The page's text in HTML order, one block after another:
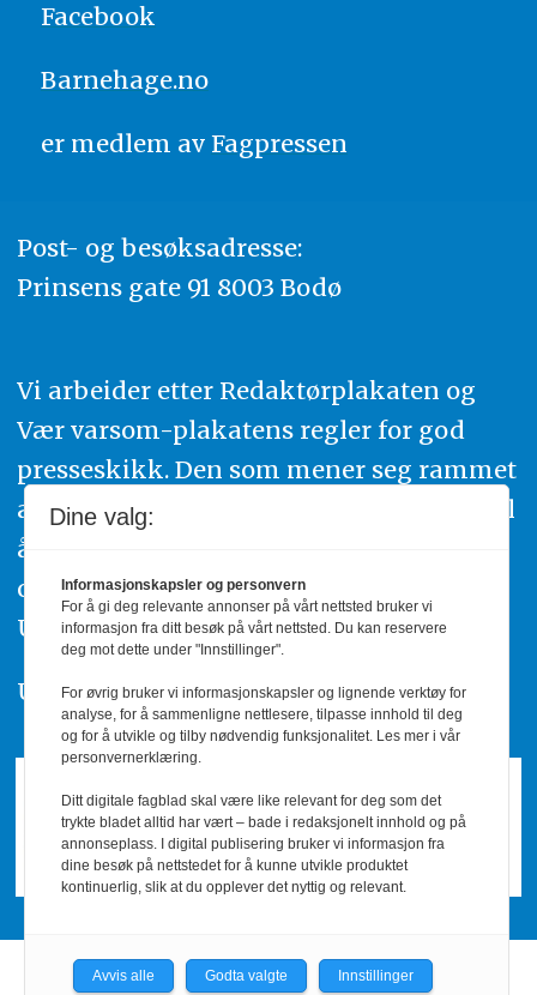
Facebook
Barnehage.no
er medlem av Fagpressen
Post- og besøksadresse:
Prinsens gate 91 8003 Bodø
Vi arbeider etter Redaktørplakaten og
Vær varsom-plakatens regler for god
presseskikk. Den som mener seg rammet
av urettmessig publisering, oppfordres til
å ta kontakt med redaksjonen. Du kan
også klage inn saker til Pressens Faglige
Utvalg,www.pfu.no.
Utgiver: PBL
Dine valg:
Informasjonskapsler og personvern
For å gi deg relevante annonser på vårt nettsted bruker vi
informasjon fra ditt besøk på vårt nettsted. Du kan reservere
deg mot dette under "Innstillinger".
For øvrig bruker vi informasjonskapsler og lignende verktøy for
analyse, for å sammenligne nettlesere, tilpasse innhold til deg
og for å utvikle og tilby nødvendig funksjonalitet. Les mer i vår
personvernerklæring.
Ditt digitale fagblad skal være like relevant for deg som det
trykte bladet alltid har vært – bade i redaksjonelt innhold og på
annonseplass. I digital publisering bruker vi informasjon fra
dine besøk på nettstedet for å kunne utvikle produktet
kontinuerlig, slik at du opplever det nyttig og relevant.
Avvis alle Godta valgte Innstillinger